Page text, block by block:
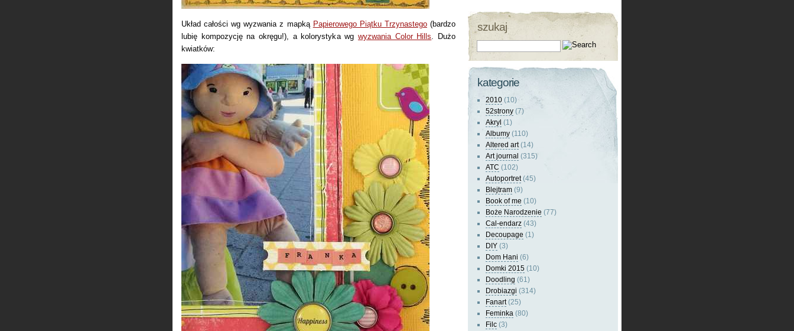
Układ całości wg wyzwania z mapką Papierowego Piątku Trzynastego(bardzo
lubię kompozycję na okręgu!), a kolorystyka wg wyzwania Color Hills. Dużo
kwiatków:
szukaj
kategorie
2010 (10)
52strony (7)
Akryl (1)
Albumy (110)
Altered art(14)
Art journal (315)
ATC (102)
Autoportret(45)
Blejtram (9)
Book of me (10)
Boże Narodzenie (77)
Cal-endarz (43)
Decoupage (1)
DIY (3)
Dom Hani (6)
Domki 2015 (10)
Doodling (61)
Drobiazgi (314)
Fanart(25)
Feminka (80)
Filc (3)